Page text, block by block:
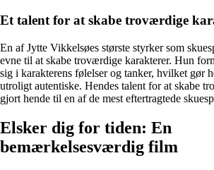
Et talent for at skabe troværdige
En af Jytte Vikkelsøes største styrker som
evne til at skabe troværdige karakterer. Hun
sig i karakterens følelser og tanker, hvilket gør
utroligt autentiske. Hendes talent for at skabe
gjort hende til en af de mest eftertragtede
Elsker dig for tiden: En
bemærkelsesværdig film